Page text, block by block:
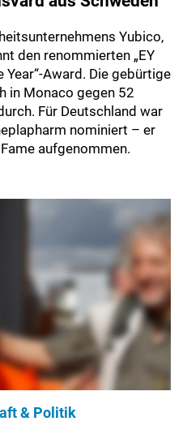
Yubico,
den renommierten „EY
Award. Die gebürtige
in Monaco gegen 52
Für Deutschland war
nominiert – er
aufgenommen.
& Politik